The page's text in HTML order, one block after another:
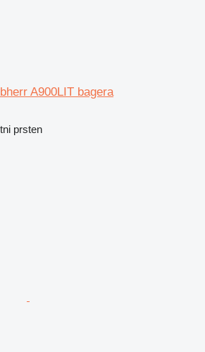
A900LIT bagera
prsten